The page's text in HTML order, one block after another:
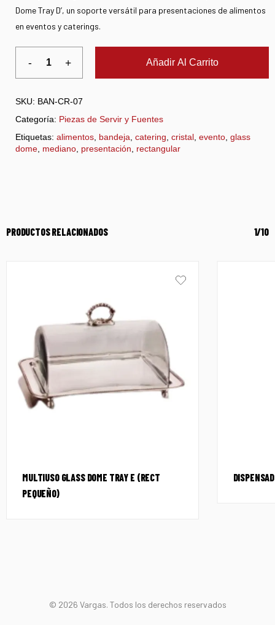
Dome Tray D’, un soporte versátil para presentaciones de alimentos
en eventos y caterings.
Añadir Al Carrito
SKU: BAN-CR-07
Categoría: Piezas de Servir y Fuentes
Etiquetas: alimentos bandeja catering cristal evento glass
dome mediano presentación rectangular
PRODUCTOS RELACIONADOS 1/10
MULTIUSO GLASS DOME TRAY E (RECT
PEQUEÑO)
© 2026 Vargas. Todos los derechos reservados